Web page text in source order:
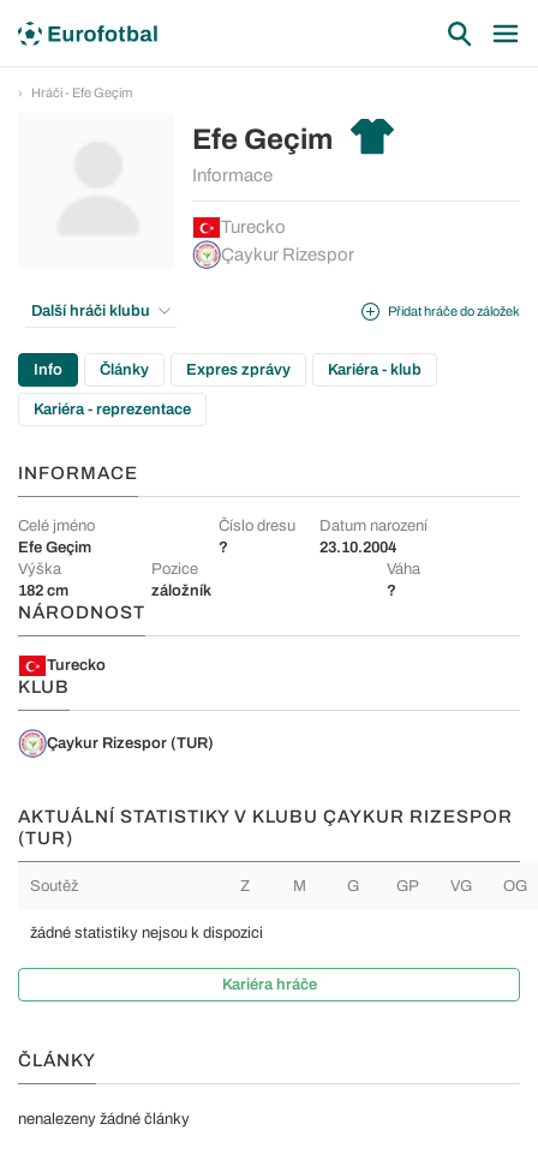
Hráči - Efe Geçim
Efe Geçim
Informace
Turecko
Çaykur Rizespor
Přidat hráče do záložek
Další hráči klubu
Info Články Expres zprávy Kariéra - klub
Kariéra - reprezentace
INFORMACE
Celé jméno
Efe Geçim
Číslo dresu
?
Datum narození
23.10.2004
Výška
182 cm
Pozice
záložník
Váha
?
NÁRODNOST
Turecko
KLUB
Çaykur Rizespor (TUR)
AKTUÁLNÍ STATISTIKY V KLUBU ÇAYKUR RIZESPOR
(TUR)
Soutěž Z M G GP VG OG
žádné statistiky nejsou k dispozici
Kariéra hráče
ČLÁNKY
nenalezeny žádné články